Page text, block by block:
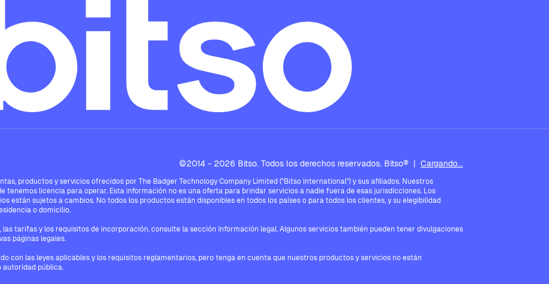
©2014 - 2026 Bitso. Todos los derechos reservados. Bitso® | Cargando...
productos y servicios ofrecidos por The Badger Technology Company Limited ("Bitso International") y sus afiliados. Nuestros
tenemos licencia para operar. Esta información no es una oferta para brindar servicios a nadie fuera de esas jurisdicciones. Los
están sujetos a cambios. No todos los productos están disponibles en todos los países o para todos los clientes, y su elegibilidad
o domicilio.
tarifas y los requisitos de incorporación, consulte la sección Información legal. Algunos servicios también pueden tener divulgaciones
páginas legales.
con las leyes aplicables y los requisitos reglamentarios, pero tenga en cuenta que nuestros productos y servicios no están
autoridad pública.